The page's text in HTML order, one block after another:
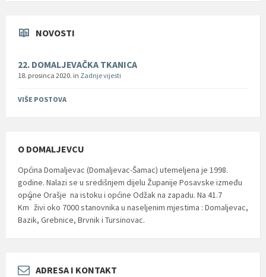
NOVOSTI
22. DOMALJEVAČKA TKANICA
18. prosinca 2020. in Zadnje vijesti
VIŠE POSTOVA
O DOMALJEVCU
Općina Domaljevac (Domaljevac-Šamac) utemeljena je 1998.
godine. Nalazi se u središnjem dijelu Županije Posavske između
općine Orašje na istoku i općine Odžak na zapadu. Na 41.7
Km
2
živi oko 7000 stanovnika u naseljenim mjestima : Domaljevac,
Bazik, Grebnice, Brvnik i Tursinovac.
ADRESA I KONTAKT